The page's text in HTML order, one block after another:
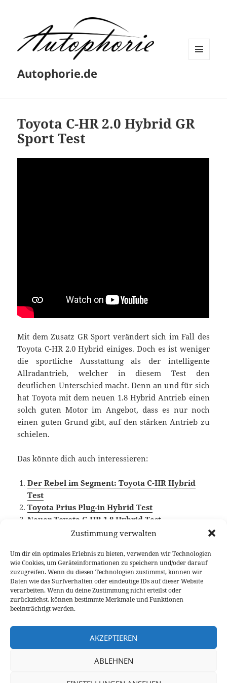
Zustimmung verwalten
Um dir ein optimales Erlebnis zu bieten, verwenden wir Technologien
wie Cookies, um Geräteinformationen zu speichern und/oder darauf
zuzugreifen. Wenn du diesen Technologien zustimmst, können wir
Daten wie das Surfverhalten oder eindeutige IDs auf dieser Website
verarbeiten. Wenn du deine Zustimmung nicht erteilst oder
zurückziehst, können bestimmte Merkmale und Funktionen
beeinträchtigt werden.
AKZEPTIEREN
ABLEHNEN
Autophorie.de
Toyota C-HR 2.0 Hybrid GR
Sport Test
Mit dem Zusatz GR Sport verändert sich im Fall des
Toyota C-HR 2.0 Hybrid einiges. Doch es ist weniger
die sportliche Ausstattung als der intelligente
Allradantrieb, welcher in diesem Test den
deutlichen Unterschied macht. Denn an und für sich
hat Toyota mit dem neuen 1.8 Hybrid Antrieb einen
solch guten Motor im Angebot, dass es nur noch
einen guten Grund gibt, auf den stärken Antrieb zu
schielen.
Das könnte dich auch interessieren:
Der Rebel im Segment: Toyota C-HR Hybrid
Test
Toyota Prius Plug-in Hybrid Test
Neuer Toyota C-HR 1.8 Hybrid Test
Veröffentlicht
am
9. Mai 2024 Autor
Larissa Rutkowski Kategorien
Fahrberichte
Toyota
Video Fahrbericht
Beitragsnavigation
VORHERIGER
Vorheriger
Beitrag:
Cupra Formentor 2025 mit Optik und
Technik-Upgrade
BMW CE 02 (11 kW) Test: kleiner